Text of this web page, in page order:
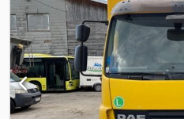
vazdušno ogibljenje; Dksdpfx
kg. Oprema: - klima uređaj,
podešavanje retrovizora, ABS,
tempomat, centralno
fiksna sandučara dužine 6,21 m x
aluminijumskim stranicama visine
pregled i probnu vožnju u